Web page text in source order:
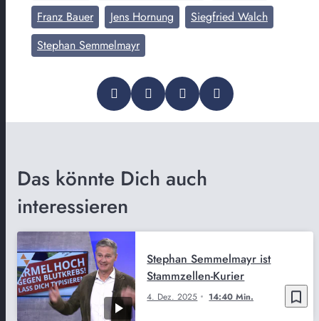
Franz Bauer
Jens Hornung
Siegfried Walch
Stephan Semmelmayr
Das könnte Dich auch
interessieren
bookmark_border
4. Dez. 2025 14:40 Min.
Stephan Semmelmayr ist
Stammzellen-Kurier